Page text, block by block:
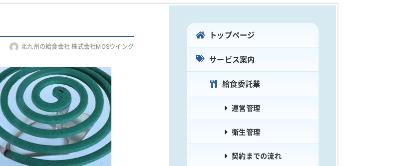
北九州の給食会社 株式会社MOSウイング
トップページ
サービス案内
給食委託業
運営管理
衛生管理
契約までの流れ